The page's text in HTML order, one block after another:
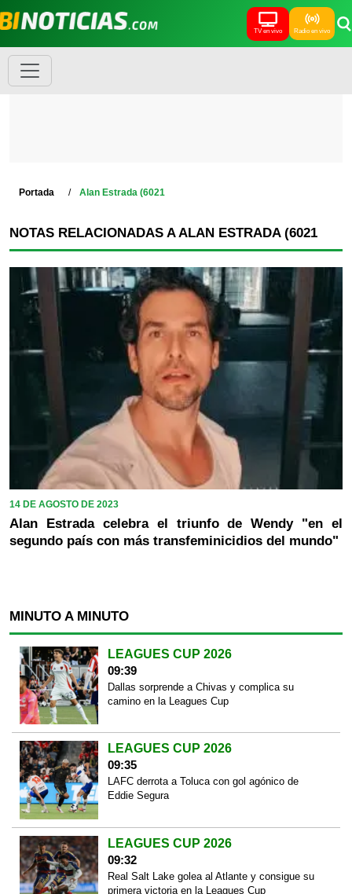
TV en vivo Radio en vivo
Portada Alan Estrada (6021
NOTAS RELACIONADAS A ALAN ESTRADA (6021
14 DE AGOSTO DE 2023
Alan Estrada celebra el triunfo de Wendy "en el
segundo país con más transfeminicidios del mundo"
MINUTO A MINUTO
LEAGUES CUP 2026
09:39
Dallas sorprende a Chivas y complica su
camino en la Leagues Cup
LEAGUES CUP 2026
09:35
LAFC derrota a Toluca con gol agónico de
Eddie Segura
LEAGUES CUP 2026
09:32
Real Salt Lake golea al Atlante y consigue su
primera victoria en la Leagues Cup